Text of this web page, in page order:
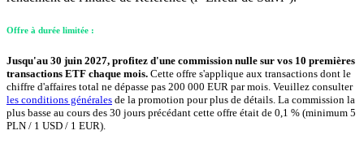
Offre à durée limitée :
Jusqu'au 30 juin 2027, profitez d'une commission nulle sur vos 10 premières
transactions ETF chaque mois. Cette offre s'applique aux transactions dont le
chiffre d'affaires total ne dépasse pas 200 000 EUR par mois. Veuillez consulter
les conditions générales de la promotion pour plus de détails. La commission la
plus basse au cours des 30 jours précédant cette offre était de 0,1 % (minimum 5
PLN / 1 USD / 1 EUR).